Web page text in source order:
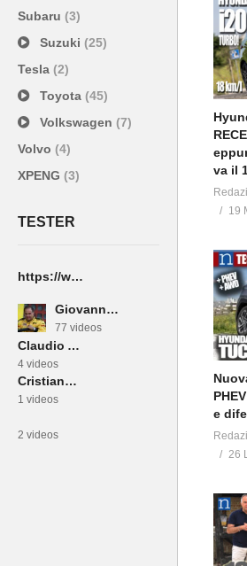
Subaru (3)
Suzuki (25)
Tesla (2)
Toyota (45)
Volkswagen (7)
Volvo (4)
XPENG (3)
TESTER
https://www.youtube.com/watch?v=srdxJFL4Ir4
Giovanni Mancini
77 videos
Claudio Anniciello
4 videos
Cristiano Fortini
1 videos
2 videos
usate.
WEB
va il
19
e
26